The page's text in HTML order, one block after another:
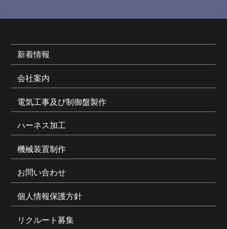
新着情報
会社案内
電気工事及び制御盤製作
ハーネス加工
機械装置制作
お問い合わせ
個人情報保護方針
リクルート募集